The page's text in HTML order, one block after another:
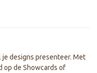
designs presenteer. Met
op de Showcards of